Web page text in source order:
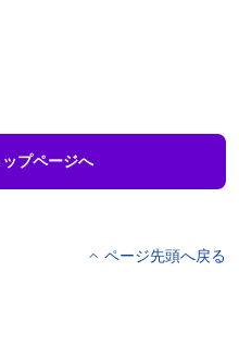
プページへ
ページ先頭へ戻る